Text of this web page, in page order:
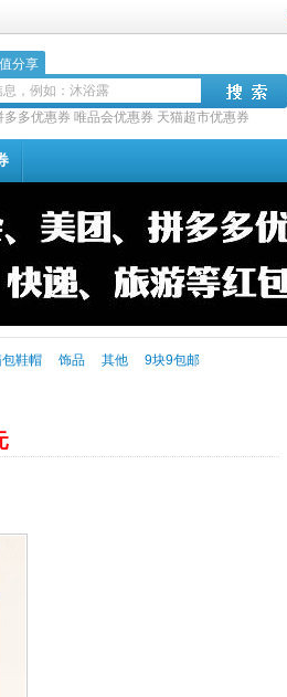
分享
多多优惠券 唯品会优惠券 天猫超市优惠券
鞋帽 饰品 其他 9块9包邮